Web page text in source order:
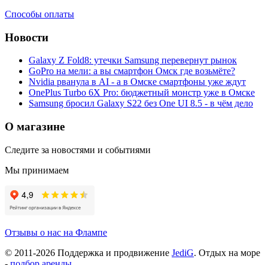
Способы оплаты
Новости
Galaxy Z Fold8: утечки Samsung перевернут рынок
GoPro на мели: а вы смартфон Омск где возьмёте?
Nvidia рванула в AI - а в Омске смартфоны уже ждут
OnePlus Turbo 6X Pro: бюджетный монстр уже в Омске
Samsung бросил Galaxy S22 без One UI 8.5 - в чём дело
О магазине
Следите за новостями и событиями
Мы принимаем
Отзывы о нас на Флампе
© 2011-2026 Поддержка и продвижение JediG. Отдых на море